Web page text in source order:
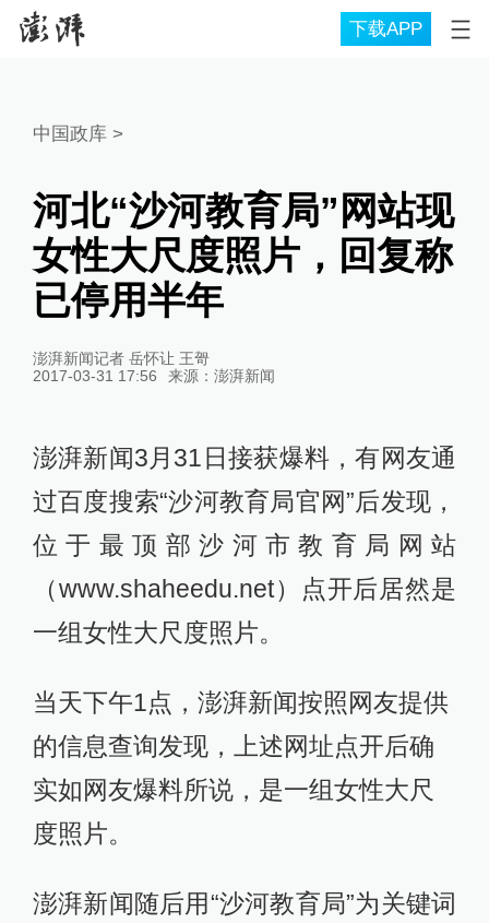
下载APP
中国政库 >
河北“沙河教育局”网站现
女性大尺度照片，回复称
已停用半年
澎湃新闻记者 岳怀让 王哿
2017-03-31 17:56
来源： 澎湃新闻
澎湃新闻3月31日接获爆料，有网友通
过百度搜索“沙河教育局官网”后发现，
位于最顶部沙河市教育局网站
（www.shaheedu.net）点开后居然是
一组女性大尺度照片。
当天下午1点，澎湃新闻按照网友提供
的信息查询发现，上述网址点开后确
实如网友爆料所说，是一组女性大尺
度照片。
澎湃新闻随后用“沙河教育局”为关键词